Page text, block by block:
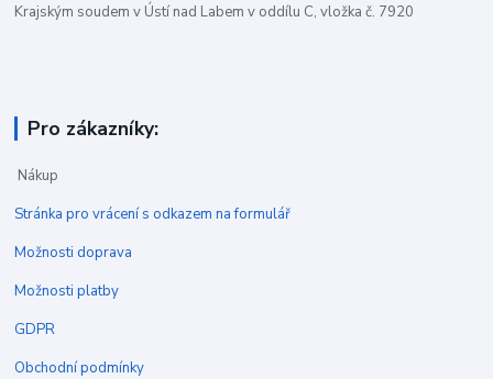
Krajským soudem v Ústí nad Labem v oddílu C, vložka č. 7920
Pro zákazníky:
Nákup
Stránka pro vrácení s odkazem na formulář
Možnosti doprava
Možnosti platby
GDPR
Obchodní podmínky